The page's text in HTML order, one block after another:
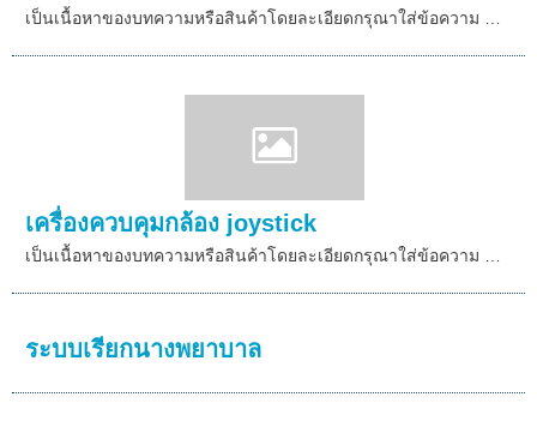
เป็นเนื้อหาของบทความหรือสินค้าโดยละเอียดกรุณาใส่ข้อความ …
เครื่องควบคุมกล้อง joystick
เป็นเนื้อหาของบทความหรือสินค้าโดยละเอียดกรุณาใส่ข้อความ …
ระบบเรียกนางพยาบาล